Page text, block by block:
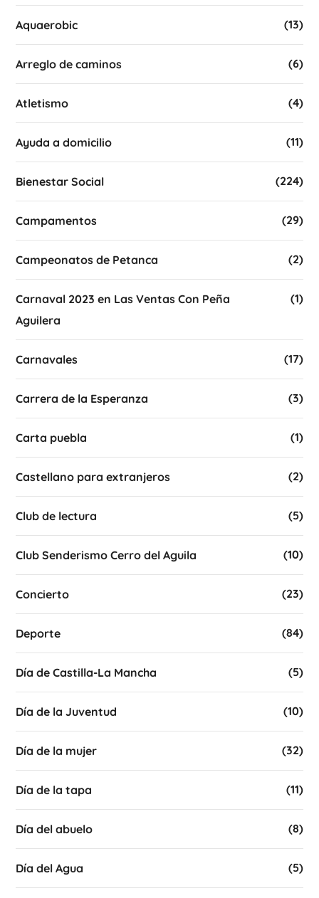
Aquaerobic (13)
Arreglo de caminos (6)
Atletismo (4)
Ayuda a domicilio (11)
Bienestar Social (224)
Campamentos (29)
Campeonatos de Petanca (2)
Carnaval 2023 en Las Ventas Con Peña
Aguilera
(1)
Carnavales (17)
Carrera de la Esperanza (3)
Carta puebla (1)
Castellano para extranjeros (2)
Club de lectura (5)
Club Senderismo Cerro del Aguila (10)
Concierto (23)
Deporte (84)
Día de Castilla-La Mancha (5)
Día de la Juventud (10)
Día de la mujer (32)
Día de la tapa (11)
Día del abuelo (8)
Día del Agua (5)